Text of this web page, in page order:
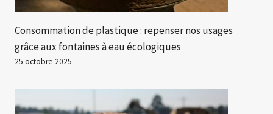
Consommation de plastique : repenser nos usages
grâce aux fontaines à eau écologiques
25 octobre 2025